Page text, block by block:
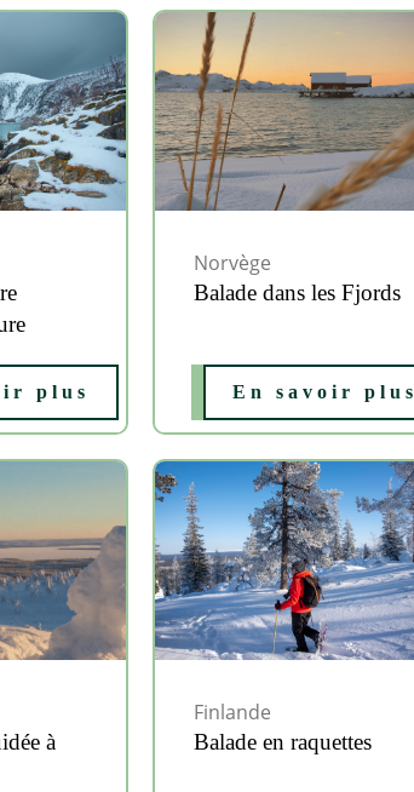
plus
Norvège
Balade dans les Fjords
En savoir plus
à
Finlande
Balade en raquettes